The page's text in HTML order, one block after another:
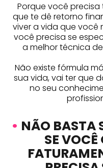
Porque você
que te dê retorno
viver a vida que você
você precisa se
a melhor técnica
Não existe fórmula
sua vida, vai ter que
no seu
• NÃO BASTA
SE VOCÊ